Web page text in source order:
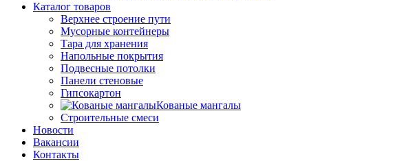
Каталог товаров
Верхнее строение пути
Мусорные контейнеры
Тара для хранения
Напольные покрытия
Подвесные потолки
Панели стеновые
Гипсокартон
Кованые мангалы
Строительные смеси
Новости
Вакансии
Контакты